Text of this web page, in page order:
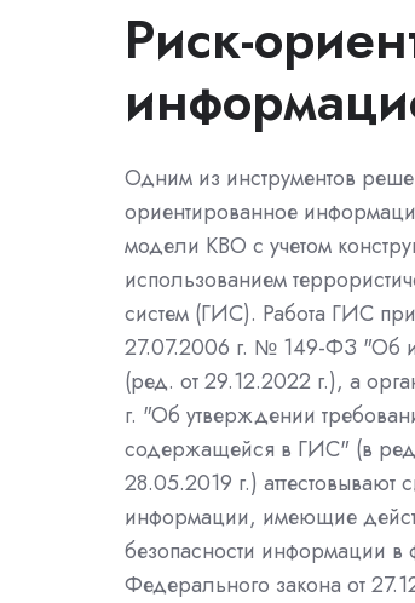
Риск-
Одним из инструментов
ориентированное
модели КВО с учетом
использованием
систем (ГИС). Работа ГИС при
27.07.2006 г. № 149-ФЗ "Об
(ред. от 29.12.2022 г.), а
г. "Об утверждении
содержащейся в ГИС" (в
28.05.2019 г.)
информации, имеющие
безопасности информации в
Федерального закона от